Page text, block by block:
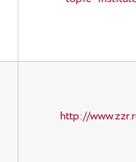
http://